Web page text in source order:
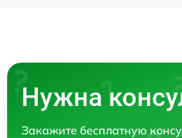
Нужна
Закажите бесплатную